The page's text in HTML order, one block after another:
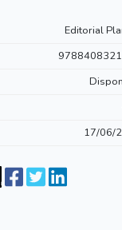
Editorial
17/06/